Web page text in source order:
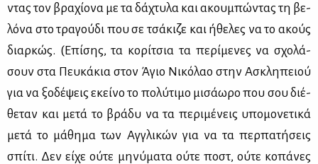
ντας τον βρα­χί­ο­να με τα δά­χτυ­λα και ακου­μπώ­ντας τη βε­
λό­να στο τρα­γού­δι που σε τσά­κι­ζε και ήθε­λες να το ακούς
διαρ­κώς. (Επί­σης, τα κο­ρί­τσια τα πε­ρί­με­νες να σχο­λά­
σουν στα Πευ­κά­κια στον Άγιο Νι­κό­λαο στην Ασκλη­πειού
για να ξο­δέ­ψεις εκεί­νο το πο­λύ­τι­μο μι­σά­ω­ρο που σου διέ­
θε­ταν και με­τά το βρά­δυ να τα πε­ρι­μέ­νεις υπο­μο­νε­τι­κά
με­τά το μά­θη­μα των Αγ­γλι­κών για να τα περ­πα­τή­σεις
σπί­τι. Δεν εί­χε ού­τε μη­νύ­μα­τα ού­τε ποστ, ού­τε κο­πά­νες